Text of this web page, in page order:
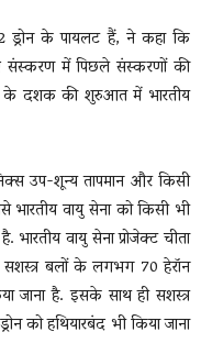
2 ड्रोन के पायलट हैं, ने कहा कि
संस्करण में पिछले संस्करणों की
के दशक की शुरुआत में भारतीय
उप-शून्य तापमान और किसी
वायु सेना को किसी भी
वायु सेना प्रोजेक्ट चीता
बलों के लगभग 70 हेरॉन
जाना है. इसके साथ ही सशस्त्र
को हथियारबंद भी किया जाना